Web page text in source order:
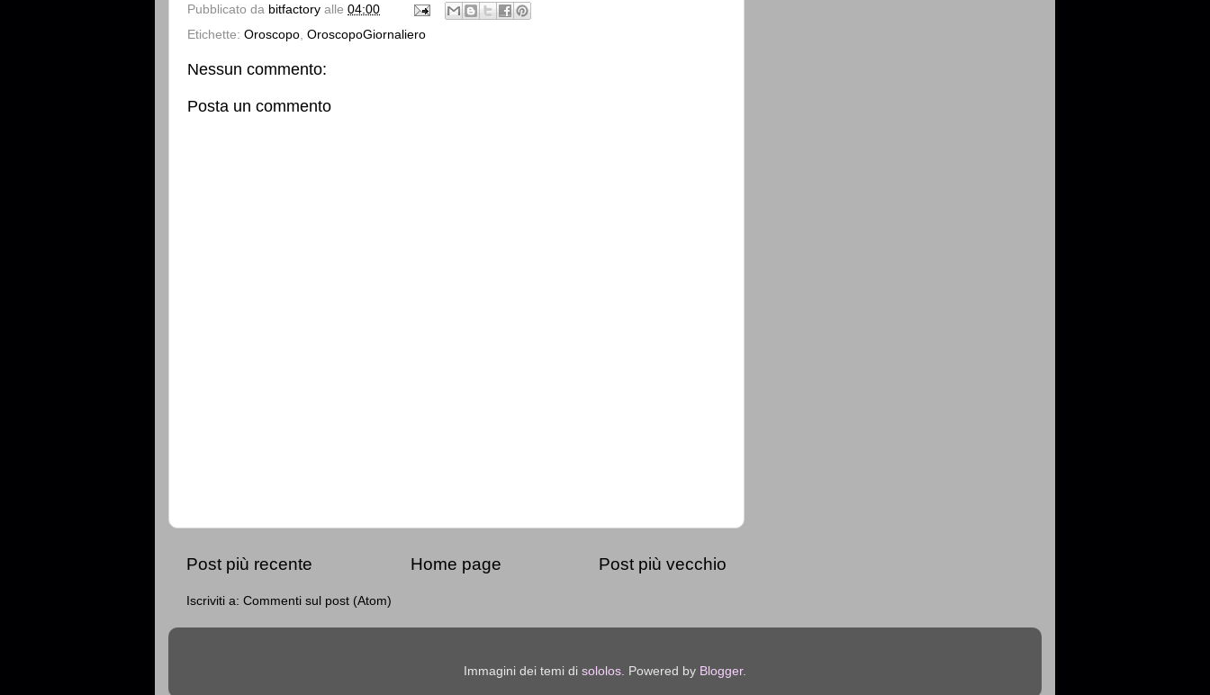
Pubblicato da bitfactory alle 04:00
Etichette: Oroscopo OroscopoGiornaliero
Nessun commento:
Posta un commento
Post più recente Post più vecchio
Home page
Iscriviti a: Commenti sul post (Atom)
Immagini dei temi di sololos . Powered by Blogger.